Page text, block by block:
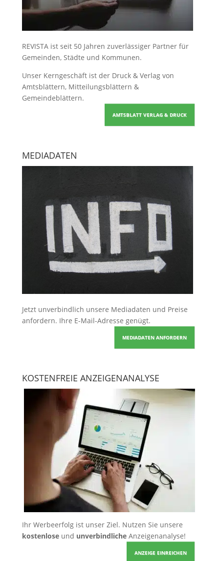
REVISTA ist seit 50 Jahren zuverlässiger Partner für
Gemeinden, Städte und Kommunen.
Unser Kerngeschäft ist der Druck & Verlag von
Amtsblättern, Mitteilungsblättern &
Gemeindeblättern.
AMTSBLATT VERLAG & DRUCK
MEDIADATEN
Jetzt unverbindlich unsere Mediadaten und Preise
anfordern. Ihre E-Mail-Adresse genügt.
MEDIADATEN ANFORDERN
KOSTENFREIE ANZEIGENANALYSE
Ihr Werbeerfolg ist unser Ziel. Nutzen Sie unsere
kostenloseund unverbindlicheAnzeigenanalyse!
ANZEIGE EINREICHEN